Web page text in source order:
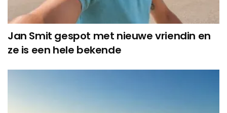
Jan Smit gespot met nieuwe vriendin en
ze is een hele bekende